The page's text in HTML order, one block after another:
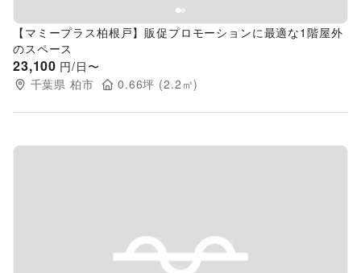
【マミープラス柏根戸】販促プロモーションに最適な1階屋外
のスペース
23,100 円/日〜
千葉県 柏市 0.66坪 (2.2 ㎡)
Previous slide